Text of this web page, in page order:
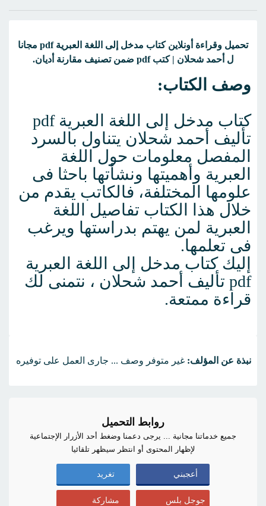
تحميل وقراءة أونلاين كتاب مدخل إلى اللغة العبرية pdf مجانا
ل أحمد شحلان | كتب pdf ضمن تصنيف مقارنة أديان.
وصف الكتاب:
كتاب مدخل إلى اللغة العبرية pdf
تأليف أحمد شحلان يتناول بالسرد
المفصل معلومات حول اللغة
العبرية وأهميتها ونشأتها باحثا فى
علومها المختلفة، فالكاتب يقدم من
خلال هذا الكتاب تفاصيل اللغة
العبرية لمن يهتم بدراستها ويرغب
فى تعلمها.
إليك كتاب مدخل إلى اللغة العبرية
pdf تأليف أحمد شحلان ، نتمنى لك
قراءة ممتعة.
نبذة عن المؤلف: غير متوفر وصف ... جارى العمل على توفيره
روابط التحميل
جميع خدماتنا مجانية ... يرجى دعمنا وضغط أحد الأزرار الإجتماعية
لإظهار المحتوى أو انتظر سيظهر تلقائيا
أعجبني تغريد
جوجل بلس مشاركة